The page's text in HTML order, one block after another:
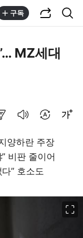
구독
MZ세대
양하란 주장
비판 줄이어
” 호소도